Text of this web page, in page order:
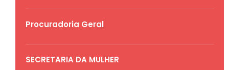
Procuradoria Geral
SECRETARIA DA MULHER